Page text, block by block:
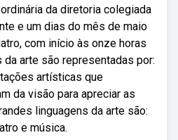
da diretoria colegiada
e um dias do mês de maio
com início às onze horas
arte são representadas por:
artísticas que
da visão para apreciar as
linguagens da arte são:
e música.